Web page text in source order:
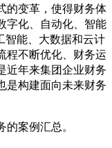
的变革，使得财务体
字化、自动化、智能
智能、大数据和云计
程不断优化、财务运
近年来集团企业财务
是构建面向未来财务
案例汇总。